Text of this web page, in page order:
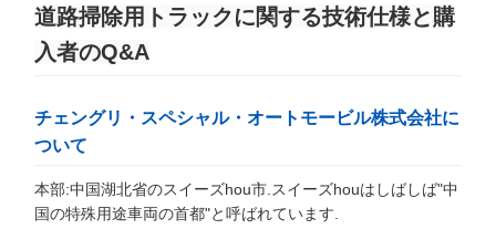
道路掃除用トラックに関する技術仕様と購
入者のQ&A
チェングリ・スペシャル・オートモービル株式会社に
ついて
本部:中国湖北省のスイーズhou市.スイーズhouはしばしば"中
国の特殊用途車両の首都"と呼ばれています.